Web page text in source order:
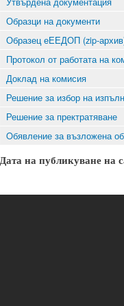
Образци на документи
Образец еЕЕДОП (zip-
Протокол от работата на
Доклад на комисия
Решение за избор на
Решение за пректратяване
Oбявление за възложена
Дата на публикуване